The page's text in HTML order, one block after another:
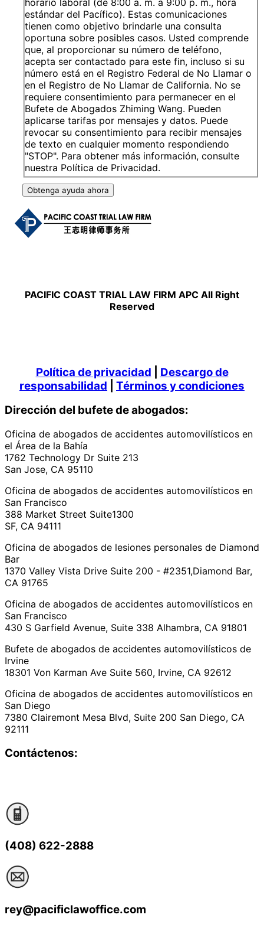
horario laboral (de 8:00 a. m. a 9:00 p. m., hora
estándar del Pacífico). Estas comunicaciones
tienen como objetivo brindarle una consulta
oportuna sobre posibles casos. Usted comprende
que, al proporcionar su número de teléfono,
acepta ser contactado para este fin, incluso si su
número está en el Registro Federal de No Llamar o
en el Registro de No Llamar de California. No se
requiere consentimiento para permanecer en el
Bufete de Abogados Zhiming Wang. Pueden
aplicarse tarifas por mensajes y datos. Puede
revocar su consentimiento para recibir mensajes
de texto en cualquier momento respondiendo
"STOP". Para obtener más información, consulte
nuestra Política de Privacidad.
Obtenga ayuda ahora
PACIFIC COAST TRIAL LAW FIRM APC All Right
Reserved
Política de privacidad
Descargo de
responsabilidad
Términos y condiciones
Dirección del bufete de abogados:
Oficina de abogados de accidentes automovilísticos en
el Área de la Bahía
1762 Technology Dr Suite 213
San Jose, CA 95110
Oficina de abogados de accidentes automovilísticos en
San Francisco
388 Market Street Suite1300
SF, CA 94111
Oficina de abogados de lesiones personales de Diamond
Bar
1370 Valley Vista Drive Suite 200 - #2351,Diamond Bar,
CA 91765
Oficina de abogados de accidentes automovilísticos en
San Francisco
430 S Garfield Avenue, Suite 338 Alhambra, CA 91801
Bufete de abogados de accidentes automovilísticos de
Irvine
18301 Von Karman Ave Suite 560, Irvine, CA 92612
Oficina de abogados de accidentes automovilísticos en
San Diego
7380 Clairemont Mesa Blvd, Suite 200 San Diego, CA
92111
Contáctenos:
(408) 622-2888
rey@pacificlawoffice.com